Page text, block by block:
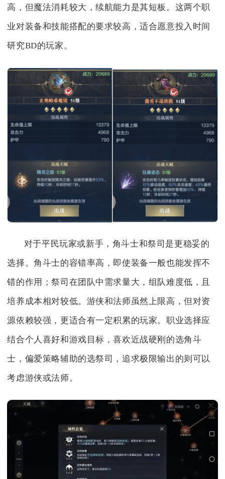
高，但魔法消耗较大，续航能力是其短板。这两个职
业对装备和技能搭配的要求较高，适合愿意投入时间
研究BD的玩家。
对于平民玩家或新手，角斗士和祭司是更稳妥的
选择。角斗士的容错率高，即使装备一般也能发挥不
错的作用；祭司在团队中需求量大，组队难度低，且
培养成本相对较低。游侠和法师虽然上限高，但对资
源依赖较强，更适合有一定积累的玩家。职业选择应
结合个人喜好和游戏目标，喜欢近战硬刚的选角斗
士，偏爱策略辅助的选祭司，追求极限输出的则可以
考虑游侠或法师。